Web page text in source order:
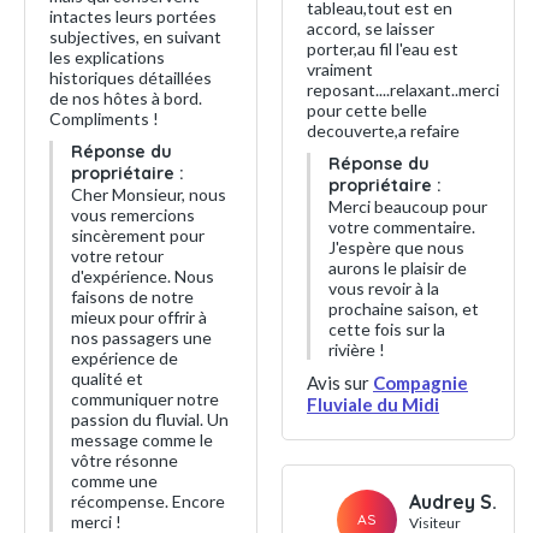
intactes leurs portées
subjectives, en suivant
les explications
historiques détaillées
de nos hôtes à bord.
Compliments !
Réponse du
propriétaire :
Cher Monsieur, nous
vous remercions
sincèrement pour
votre retour
d'expérience. Nous
faisons de notre
mieux pour offrir à
nos passagers une
expérience de
qualité et
communiquer notre
passion du fluvial. Un
message comme le
vôtre résonne
comme une
récompense. Encore
merci !
tableau,tout est en
accord, se laisser
porter,au fil l'eau est
vraiment
reposant....relaxant..merci
pour cette belle
decouverte,a refaire
Réponse du
propriétaire :
Merci beaucoup pour
votre commentaire.
J'espère que nous
aurons le plaisir de
vous revoir à la
prochaine saison, et
cette fois sur la
rivière !
Avis sur Compagnie
Fluviale du Midi
AS
Audrey S.
Visiteur